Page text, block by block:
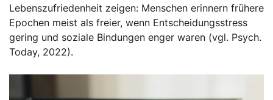
Lebenszufriedenheit zeigen: Menschen erinnern frühere
Epochen meist als freier, wenn Entscheidungsstress
gering und soziale Bindungen enger waren (vgl. Psych.
Today, 2022).